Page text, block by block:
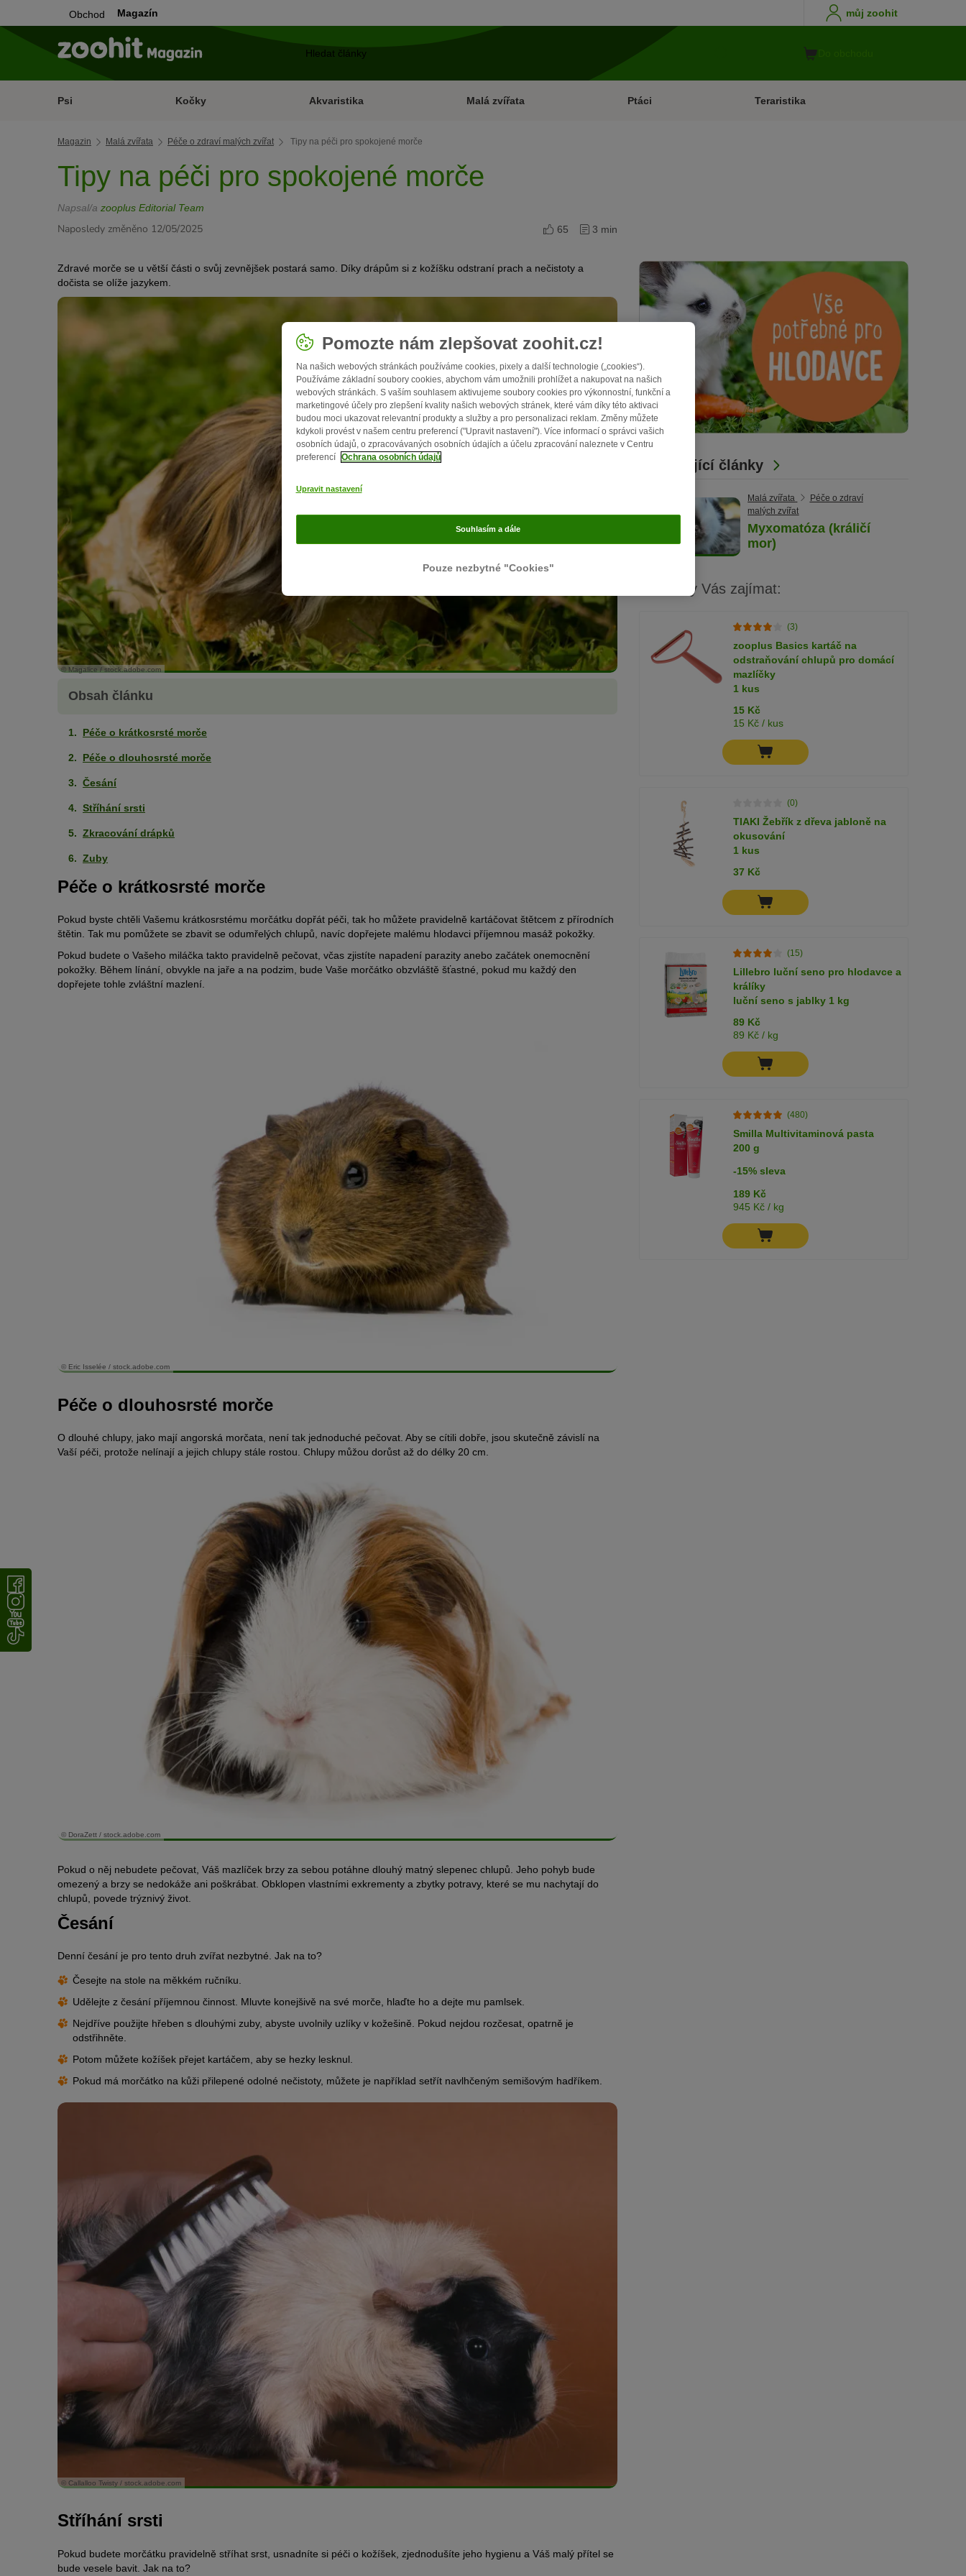
Obchod Magazín můj zoohit
Psi Kočky Akvaristika Malá zvířata Ptáci Teraristika
Magazin Malá zvířata Péče o zdraví malých zvířat Tipy na péči pro spokojené morče
Tipy na péči pro spokojené morče
Napsal/a zooplus Editorial Team
Naposledy změněno 12/05/2025 65 3 min
Zdravé morče se u větší části o svůj zevnějšek postará samo. Díky drápům si z kožíšku odstraní prach a nečistoty a
dočista se olíže jazykem.
© Magalice / stock.adobe.com
Obsah článku
Péče o krátkosrsté morče
Péče o dlouhosrsté morče
Česání
Stříhání srsti
Zkracování drápků
Zuby
Péče o krátkosrsté morče
Pokud byste chtěli Vašemu krátkosrstému morčátku dopřát péči, tak ho můžete pravidelně kartáčovat štětcem z přírodních
štětin. Tak mu pomůžete se zbavit se odumřelých chlupů, navíc dopřejete malému hlodavci příjemnou masáž pokožky.
Pokud budete o Vašeho miláčka takto pravidelně pečovat, včas zjistíte napadení parazity anebo začátek onemocnění
pokožky. Během línání, obvykle na jaře a na podzim, bude Vaše morčátko obzvláště šťastné, pokud mu každý den
dopřejete tohle zvláštní mazlení.
© Eric Isselée / stock.adobe.com
Péče o dlouhosrsté morče
O dlouhé chlupy, jako mají angorská morčata, není tak jednoduché pečovat. Aby se cítili dobře, jsou skutečně závislí na
Vaší péči, protože nelínají a jejich chlupy stále rostou. Chlupy můžou dorůst až do délky 20 cm.
© DoraZett / stock.adobe.com
Pokud o něj nebudete pečovat, Váš mazlíček brzy za sebou potáhne dlouhý matný slepenec chlupů. Jeho pohyb bude
omezený a brzy se nedokáže ani poškrábat. Obklopen vlastními exkrementy a zbytky potravy, které se mu nachytají do
chlupů, povede trýznivý život.
Česání
Denní česání je pro tento druh zvířat nezbytné. Jak na to?
Česejte na stole na měkkém ručníku.
Udělejte z česání příjemnou činnost. Mluvte konejšivě na své morče, hlaďte ho a dejte mu pamlsek.
Nejdříve použijte hřeben s dlouhými zuby, abyste uvolnily uzlíky v kožešině. Pokud nejdou rozčesat, opatrně je
odstřihněte.
Potom můžete kožíšek přejet kartáčem, aby se hezky lesknul.
Pokud má morčátko na kůži přilepené odolné nečistoty, můžete je například setřít navlhčeným semišovým hadříkem.
© Callalloo Twisty / stock.adobe.com
Stříhání srsti
Pokud budete morčátku pravidelně stříhat srst, usnadníte si péči o kožíšek, zjednodušíte jeho hygienu a Váš malý přítel se
bude vesele bavit. Jak na to?
Související články
Malá zvířata
Péče o zdraví
malých zvířat
Myxomatóza (králičí
mor)
Mohlo by Vás zajímat:
(3)
zooplus Basics kartáč na
odstraňování chlupů pro domácí
mazlíčky
1 kus
15 Kč
15 Kč / kus
(0)
TIAKI Žebřík z dřeva jabloně na
okusování
1 kus
37 Kč
(15)
Lillebro luční seno pro hlodavce a
králíky
luční seno s jablky 1 kg
89 Kč
89 Kč / kg
(480)
Smilla Multivitaminová pasta
200 g
-15% sleva
189 Kč
945 Kč / kg
Pomozte nám zlepšovat zoohit.cz!
Na našich webových stránkách používáme cookies, pixely a další technologie („cookies“).
Používáme základní soubory cookies, abychom vám umožnili prohlížet a nakupovat na našich
webových stránkách. S vaším souhlasem aktivujeme soubory cookies pro výkonnostní, funkční a
marketingové účely pro zlepšení kvality našich webových stránek, které vám díky této aktivaci
budou moci ukazovat relevantní produkty a služby a pro personalizaci reklam. Změny můžete
kdykoli provést v našem centru preferencí ("Upravit nastavení"). Více informací o správci vašich
osobních údajů, o zpracovávaných osobních údajích a účelu zpracování naleznete v Centru
preferencí Ochrana osobních údajů
Upravit nastavení
Pouze nezbytné "Cookies"
Souhlasím a dále